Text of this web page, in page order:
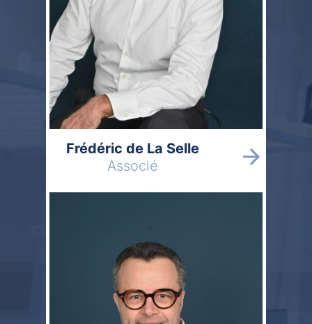
Frédéric de La Selle
Associé